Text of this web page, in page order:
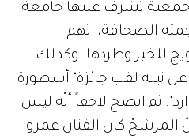
جمعية تشرف عليها جامعة
الصحافة، اتهم
للخبر وطردها. وكذلك
عن نيله لقب جائزة" أسطورة
ثم اتضح لاحقاً أنّه ليس
المرشحّ كان الفنان عمرو